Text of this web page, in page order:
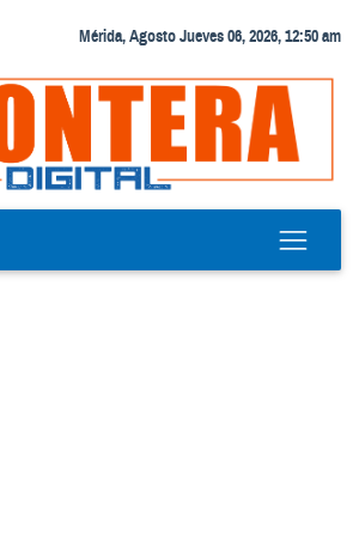
Mérida, Agosto Jueves 06, 2026, 12:50 am